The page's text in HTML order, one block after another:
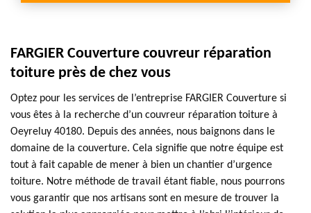
FARGIER Couverture couvreur réparation
toiture près de chez vous
Optez pour les services de l’entreprise FARGIER Couverture si
vous êtes à la recherche d’un couvreur réparation toiture à
Oeyreluy 40180. Depuis des années, nous baignons dans le
domaine de la couverture. Cela signifie que notre équipe est
tout à fait capable de mener à bien un chantier d’urgence
toiture. Notre méthode de travail étant fiable, nous pourrons
vous garantir que nos artisans sont en mesure de trouver la